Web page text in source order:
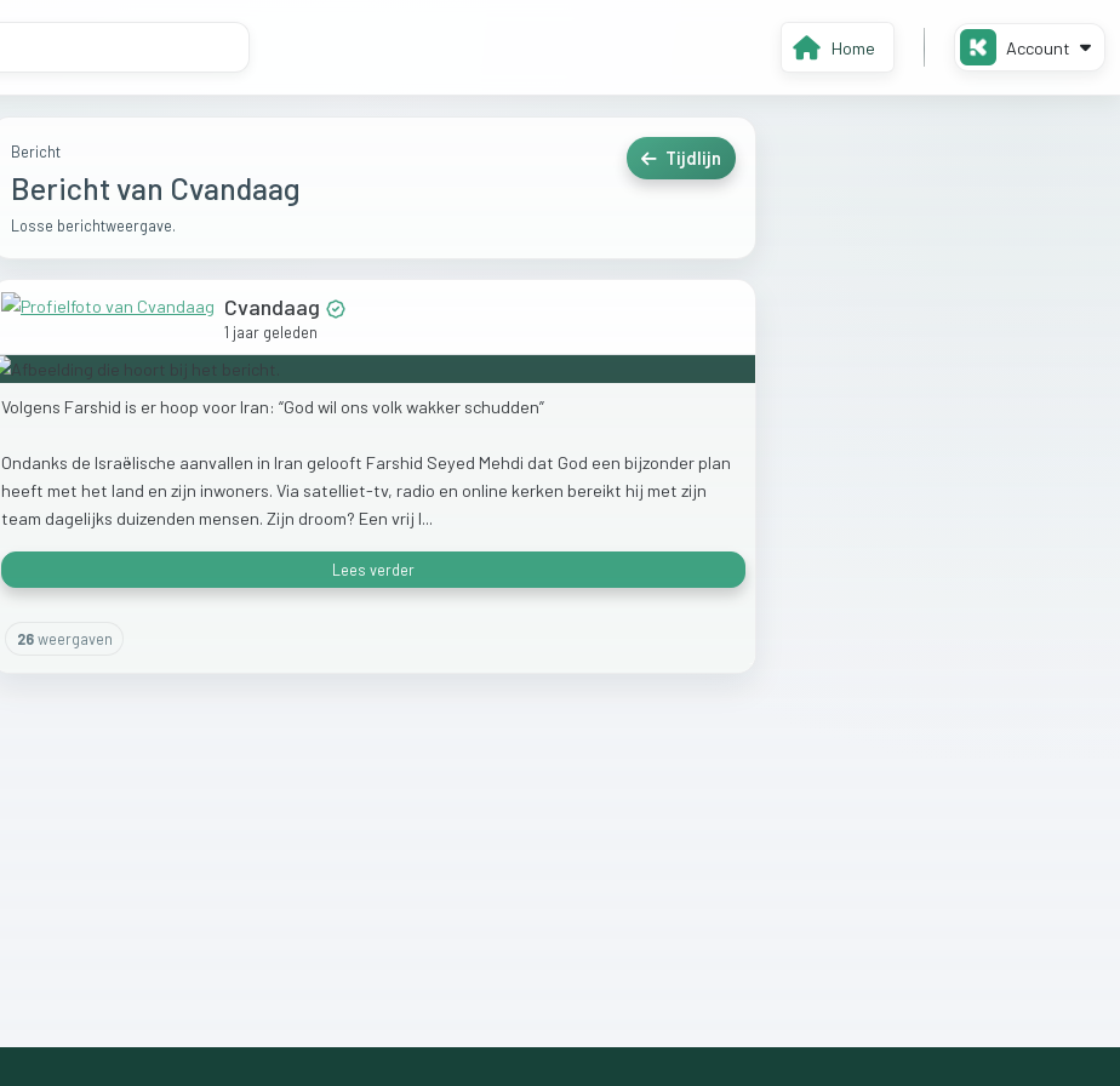
Home Account
Bericht
Bericht van Cvandaag
Losse berichtweergave.
Tijdlijn
Cvandaag
1 jaar geleden
Volgens Farshid is er hoop voor Iran: “God wil ons volk wakker schudden”
Ondanks de Israëlische aanvallen in Iran gelooft Farshid Seyed Mehdi dat God een bijzonder plan
heeft met het land en zijn inwoners. Via satelliet-tv, radio en online kerken bereikt hij met zijn
team dagelijks duizenden mensen. Zijn droom? Een vrij I...
Lees verder
26weergaven